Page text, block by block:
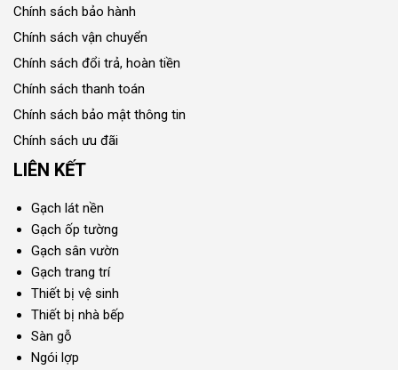
Chính sách bảo hành
Chính sách vận chuyển
Chính sách đổi trả, hoàn tiền
Chính sách thanh toán
Chính sách bảo mật thông tin
Chính sách ưu đãi
LIÊN KẾT
Gạch lát nền
Gạch ốp tường
Gạch sân vườn
Gạch trang trí
Thiết bị vệ sinh
Thiết bị nhà bếp
Sàn gỗ
Ngói lợp